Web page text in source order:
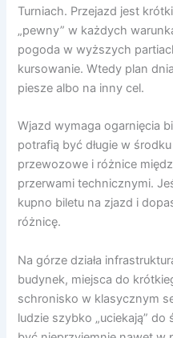
Turniach. Przejazd jest
„pewny” w każdych
pogoda w wyższych
kursowanie. Wtedy plan
piesze albo na inny cel.
Wjazd wymaga ogarnięcia
potrafią być długie w
przewozowe i różnice
przerwami technicznymi.
kupno biletu na zjazd i
różnicę.
Na górze działa
budynek, miejsca do
schronisko w klasycznym
ludzie szybko „uciekają”